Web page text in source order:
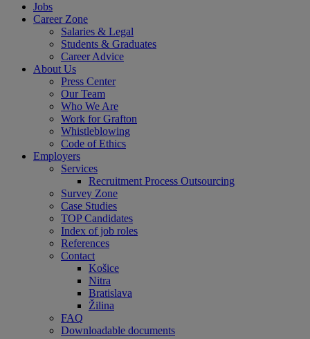
Jobs
Career Zone
Salaries & Legal
Students & Graduates
Career Advice
About Us
Press Center
Our Team
Who We Are
Work for Grafton
Whistleblowing
Code of Ethics
Employers
Services
Recruitment Process Outsourcing
Survey Zone
Case Studies
TOP Candidates
Index of job roles
References
Contact
Košice
Nitra
Bratislava
Žilina
FAQ
Downloadable documents